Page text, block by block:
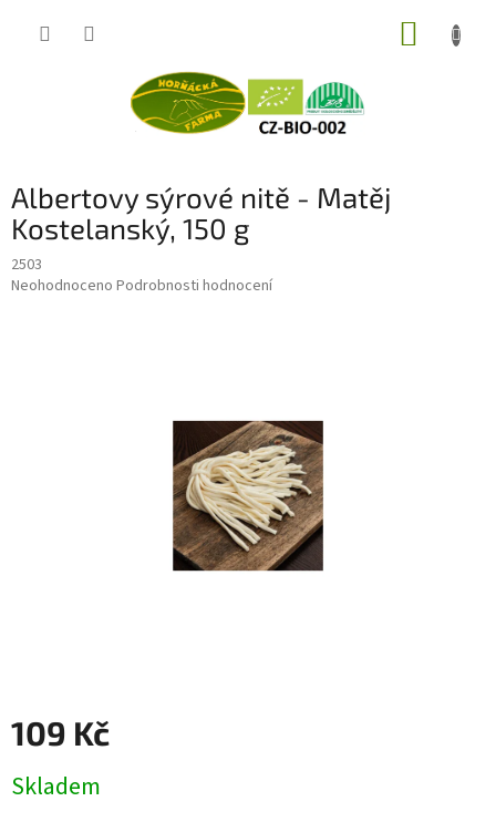
Albertovy sýrové nitě - Matěj
Kostelanský, 150 g
2503
Průměrné
Neohodnoceno Podrobnosti hodnocení
109 Kč
cena:
Skladem